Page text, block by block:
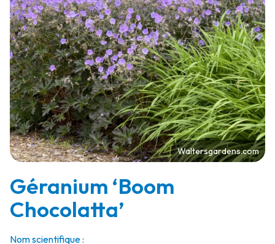
Waltersgardens.com
Géranium ‘Boom
Chocolatta’
Nom scientifique :